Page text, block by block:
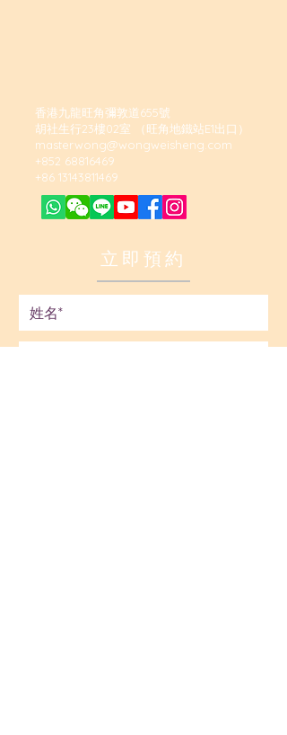
香港九龍旺角彌敦道655號
胡社生行23樓02室 （旺角地鐵站E1出口）
masterwong@wongweisheng.com
+852 68816469
+86 13143811469
立即預約